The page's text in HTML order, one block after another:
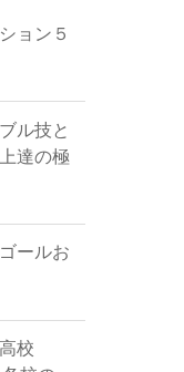
ョン５
ル技と
達の極
ールお
校